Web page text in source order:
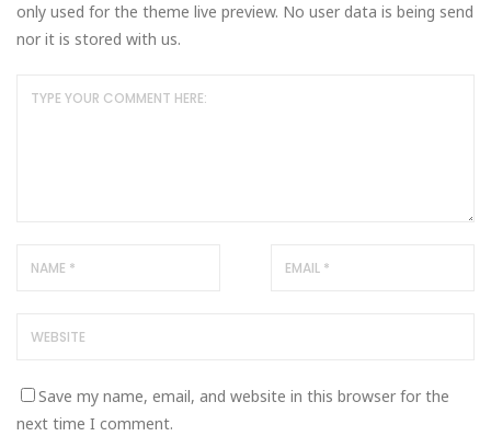
only used for the theme live preview. No user data is being send
nor it is stored with us.
Save my name, email, and website in this browser for the
next time I comment.